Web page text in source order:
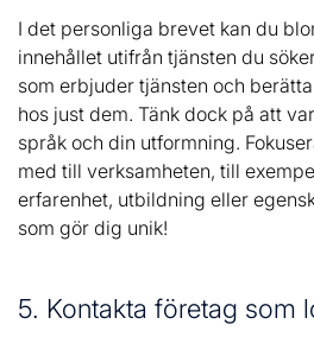
I det personliga brevet kan du
innehållet utifrån tjänsten du
som erbjuder tjänsten och
hos just dem. Tänk dock på att
språk och din utformning.
med till verksamheten, till
erfarenhet, utbildning eller
som gör dig unik!
5. Kontakta företag som